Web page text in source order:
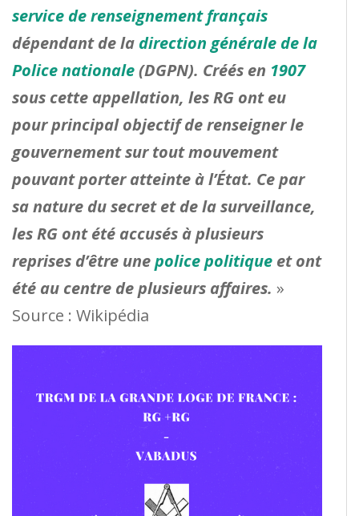
service de renseignement français
dépendant de la direction générale de la
Police nationale(DGPN). Créés en 1907
sous cette appellation, les RG ont eu
pour principal objectif de renseigner le
gouvernement sur tout mouvement
pouvant porter atteinte à l’État. Ce par
sa nature du secret et de la surveillance,
les RG ont été accusés à plusieurs
reprises d’être unepolice politique et ont
été au centre de plusieurs affaires. »
Source : Wikipédia